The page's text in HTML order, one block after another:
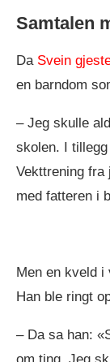
Samtalen
Da Svein
en barndom
– Jeg skulle
skolen. I
Vekttrening fra
med fatteren i
Men en kveld i
Han ble ringt
– Da sa han: